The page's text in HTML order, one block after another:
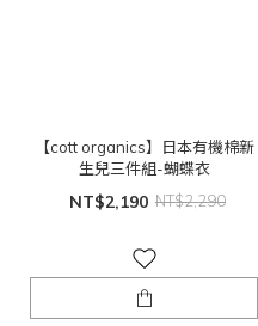
【cott organics】日本有機棉新
生兒三件組-蝴蝶衣
NT$2,190 NT$2,290